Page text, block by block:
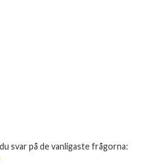
svar på de vanligaste frågorna: